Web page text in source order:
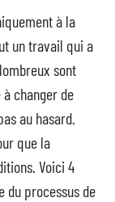
à la
un travail qui a
sont
changer de
au hasard.
que la
Voici 4
du processus de